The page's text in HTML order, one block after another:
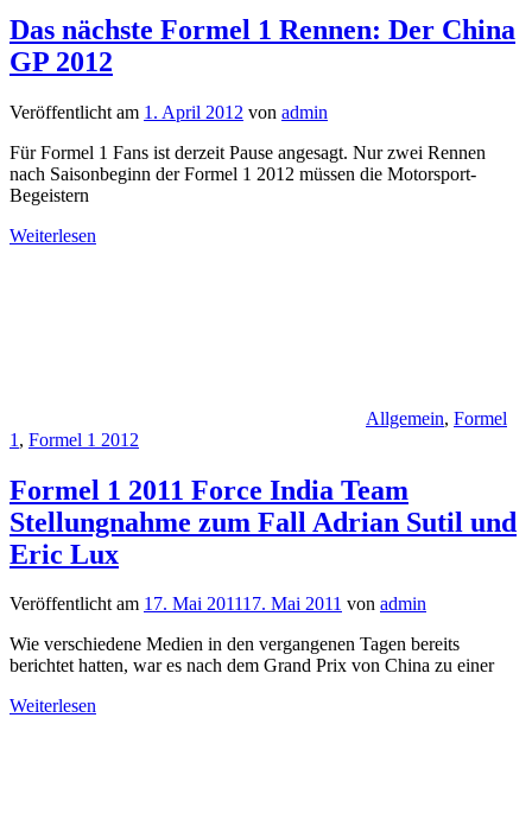
Das nächste Formel 1 Rennen: Der China
GP 2012
Veröffentlicht am 1. April 2012 von admin
Für Formel 1 Fans ist derzeit Pause angesagt. Nur zwei Rennen
nach Saisonbeginn der Formel 1 2012 müssen die Motorsport-
Begeistern
Weiterlesen
Allgemein, Formel
1 , Formel 1 2012
Formel 1 2011 Force India Team
Stellungnahme zum Fall Adrian Sutil und
Eric Lux
Veröffentlicht am 17. Mai 201117. Mai 2011 von admin
Wie verschiedene Medien in den vergangenen Tagen bereits
berichtet hatten, war es nach dem Grand Prix von China zu einer
Weiterlesen